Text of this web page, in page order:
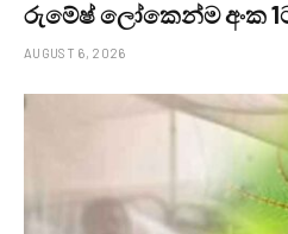
රුමේෂ් ලෝකෙන්ම අංක
AUGUST 6, 2026